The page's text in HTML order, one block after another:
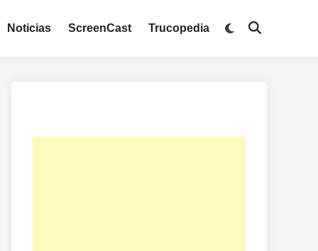
Noticias ScreenCast Trucopedia